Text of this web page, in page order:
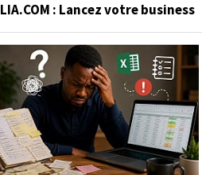
: Lancez votre business